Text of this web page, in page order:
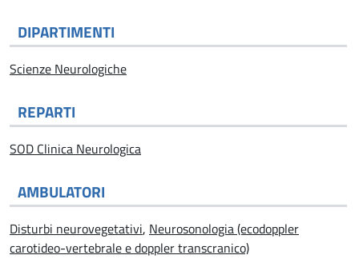
DIPARTIMENTI
Scienze Neurologiche
REPARTI
SOD Clinica Neurologica
AMBULATORI
Disturbi neurovegetativi, Neurosonologia (ecodoppler
carotideo-vertebrale e doppler transcranico)